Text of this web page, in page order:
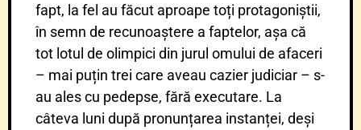
fapt, la fel au făcut aproape toți protagoniștii,
în semn de recunoaștere a faptelor, așa că
tot lotul de olimpici din jurul omului de afaceri
– mai puțin trei care aveau cazier judiciar – s-
au ales cu pedepse, fără executare. La
câteva luni după pronunțarea instanței, deși